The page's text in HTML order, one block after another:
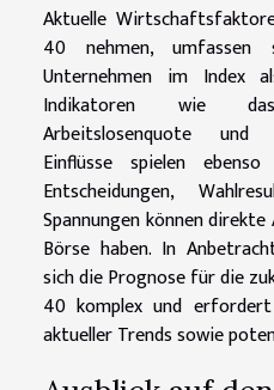
Aktuelle
40 nehmen,
Unternehmen im Index
Indikatoren wie
Arbeitslosenquote und
Einflüsse spielen
Entscheidungen,
Spannungen können
Börse haben. In
sich die Prognose für die
40 komplex und
aktueller Trends sowie